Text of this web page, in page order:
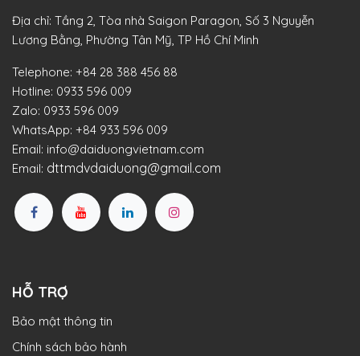
Địa chỉ: Tầng 2, Tòa nhà Saigon Paragon, Số 3 Nguyễn
Lương Bằng, Phường Tân Mỹ, TP Hồ Chí Minh
Telephone: +84 28 388 456 88
Hotline: 0933 596 009
Zalo: 0933 596 009
WhatsApp: +84 933 596 009
Email: info@daiduongvietnam.com
Email: dttmdvdaiduong@gmail.com
HỖ TRỢ
Bảo mật thông tin
Chính sách bảo hành